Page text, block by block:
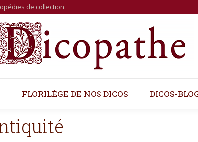
de collection
FLORILÈGE DE NOS DICOS DICOS-